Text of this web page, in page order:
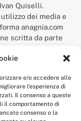
e/o accedere alle
l'esperienza di
Il consenso a queste
il comportamento di
consenso o la
Quiselli.
dei media e
anagnia.com
scritta da parte
l’Ufficio Italiano
9 febbraio 2017.